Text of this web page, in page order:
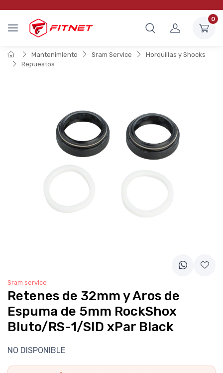
0
Mantenimiento Sram Service
Horquillas y Shocks
Repuestos
Sram service
Retenes de 32mm y Aros de
Espuma de 5mm RockShox
Bluto/RS-1/SID xPar Black
NO DISPONIBLE